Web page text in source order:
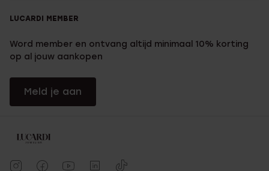
LUCARDI MEMBER
Word member en ontvang altijd minimaal 10% korting
op al jouw aankopen
Meld je aan